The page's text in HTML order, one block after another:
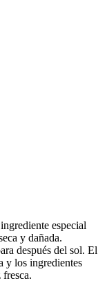
especial
y dañada.
después del sol. El
y los ingredientes
fresca.